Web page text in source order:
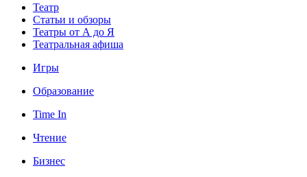
Театр
Статьи и обзоры
Театры от А до Я
Театральная афиша
Игры
Образование
Time In
Чтение
Бизнес